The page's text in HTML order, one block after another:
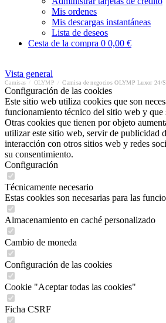
Mis ordenes
Mis descargas instantáneas
Lista de deseos
Cesta de la compra 0 0,00 €
Vista general
Camisas OLYMP
Configuración de las cookies
Este sitio web utiliza cookies que son
funcionamiento técnico del sitio web y que
Otras cookies que tienen por objeto
utilizar este sitio web, servir de publicidad
interacción con otros sitios web y redes
su consentimiento.
Configuración
Técnicamente necesario
Estas cookies son necesarias para las
Almacenamiento en caché personalizado
Cambio de moneda
Configuración de las cookies
Cookie "Aceptar todas las cookies"
Ficha CSRF